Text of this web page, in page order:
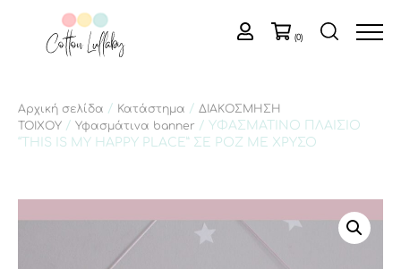
(0)
Αρχική σελίδα / Κατάστημα / ΔΙΑΚΟΣΜΗΣΗ
ΤΟΙΧΟΥ / Υφασμάτινα banner / ΥΦΑΣΜΑΤΙΝΟ ΠΛΑΙΣΙΟ
“THIS IS MY HAPPY PLACE” ΣΕ ΡΟΖ ΜΕ ΧΡΥΣΟ